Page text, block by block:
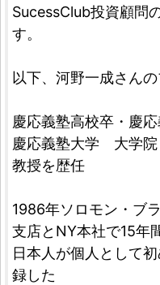
SucessClub投資顧問
す。
以下、河野一成さんの
慶応義塾高校卒・慶
慶応義塾大学 大学
教授を歴任
1986年ソロモン・ブ
支店とNY本社で15年
日本人が個人として
録した